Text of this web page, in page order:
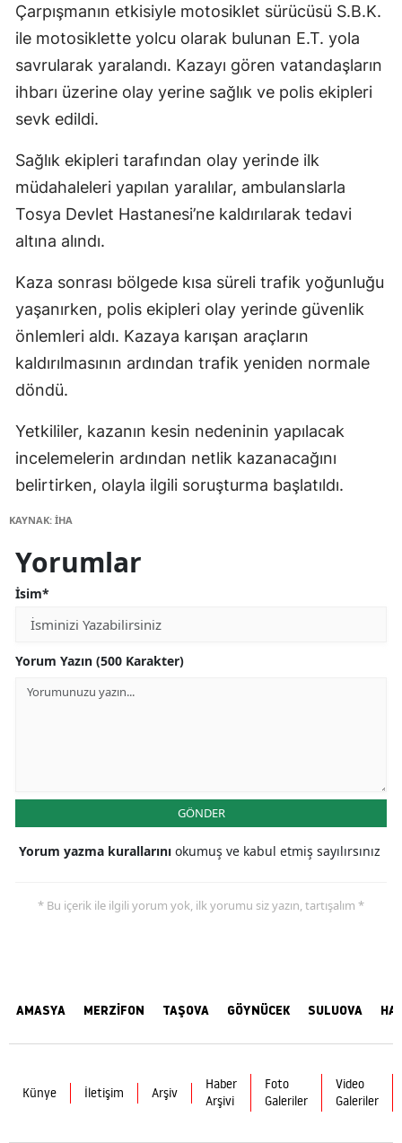
Çarpışmanın etkisiyle motosiklet sürücüsü S.B.K.
ile motosiklette yolcu olarak bulunan E.T. yola
savrularak yaralandı. Kazayı gören vatandaşların
ihbarı üzerine olay yerine sağlık ve polis ekipleri
sevk edildi.
Sağlık ekipleri tarafından olay yerinde ilk
müdahaleleri yapılan yaralılar, ambulanslarla
Tosya Devlet Hastanesi’ne kaldırılarak tedavi
altına alındı.
Kaza sonrası bölgede kısa süreli trafik yoğunluğu
yaşanırken, polis ekipleri olay yerinde güvenlik
önlemleri aldı. Kazaya karışan araçların
kaldırılmasının ardından trafik yeniden normale
döndü.
Yetkililer, kazanın kesin nedeninin yapılacak
incelemelerin ardından netlik kazanacağını
belirtirken, olayla ilgili soruşturma başlatıldı.
KAYNAK: İHA
Yorumlar
İsim*
Yorum Yazın (500 Karakter)
GÖNDER
Yorum yazma kurallarını okumuş ve kabul etmiş sayılırsınız
* Bu içerik ile ilgili yorum yok, ilk yorumu siz yazın, tartışalım *
AMASYA MERZİFON TAŞOVA GÖYNÜCEK SULUOVA
Künye İletişim Arşiv
Haber
Arşivi
Foto
Galeriler
Video
Galeriler